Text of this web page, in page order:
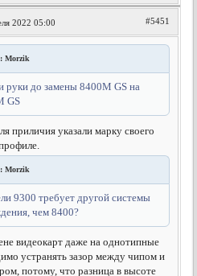
2022 05:00 #5451
Morzik
руки до замены 8400M GS на
GS
приличия указали марку своего
Morzik
9300 требует другой системы
чем 8400?
видеокарт даже на однотипные
устранять зазор между чипом и
потому, что разница в высоте